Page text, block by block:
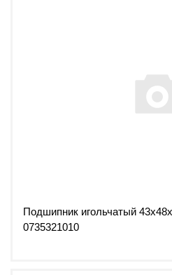
Подшипник игольчатый
0735321010